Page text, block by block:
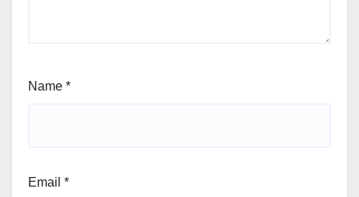
Name *
Email *